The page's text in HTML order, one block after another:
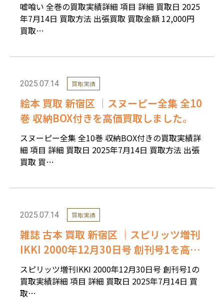
嘘喰い 全巻の買取実績詳細 項目 詳細 買取日 2025
年7月14日 買取方法 出張買取 買取金額 12,000円
買取…
2025.07.14 買取実績
絵本 買取 新宿区 ｜スヌーピー全集 全10
巻 収納BOX付きを高価買取しました。
スヌーピー全集 全10巻 収納BOX付きの買取実績詳
細 項目 詳細 買取日 2025年7月14日 買取方法 出張
買取 買…
2025.07.14 買取実績
雑誌 古本 買取 新宿区 ｜スピリッツ増刊
IKKI 2000年12月30日号 創刊号1を高価
買取しました。
スピリッツ増刊IKKI 2000年12月30日号 創刊号1の
買取実績詳細 項目 詳細 買取日 2025年7月14日 買
取…